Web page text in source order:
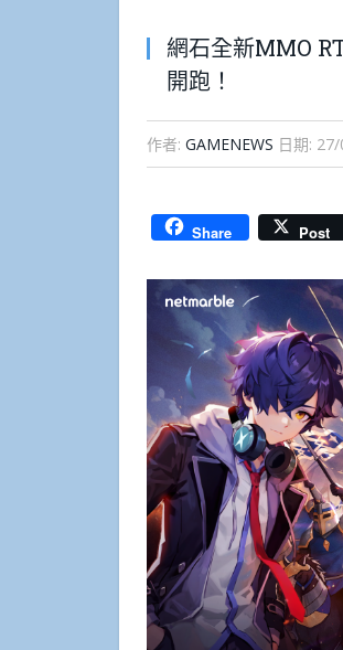
網石全新MMO
開跑！
作者: GAMENEWS 日期:
Share Post